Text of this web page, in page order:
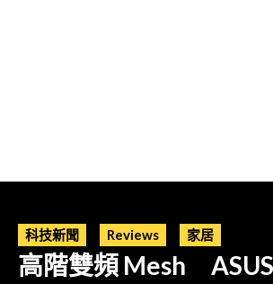
科技新聞 Reviews 家居
高階雙頻 Mesh